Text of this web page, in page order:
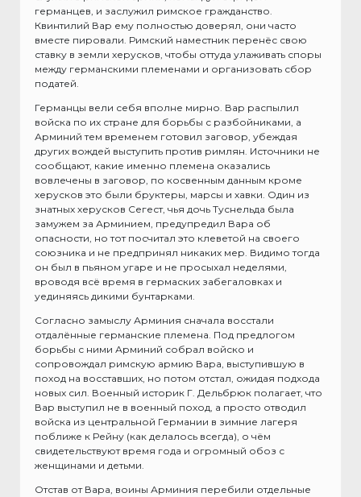
германцев, и заслужил римское гражданство.
Квинтилий Вар ему полностью доверял, они часто
вместе пировали. Римский наместник перенёс свою
ставку в земли херусков, чтобы оттуда улаживать споры
между германскими племенами и организовать сбор
податей.
Германцы вели себя вполне мирно. Вар распылил
войска по их стране для борьбы с разбойниками, а
Арминий тем временем готовил заговор, убеждая
других вождей выступить против римлян. Источники не
сообщают, какие именно племена оказались
вовлечены в заговор, по косвенным данным кроме
херусков это были бруктеры, марсы и хавки. Один из
знатных херусков Сегест, чья дочь Туснельда была
замужем за Арминием, предупредил Вара об
опасности, но тот посчитал это клеветой на своего
союзника и не предпринял никаких мер. Видимо тогда
он был в пьяном угаре и не просыхал неделями,
вроводя всё время в гермаских забегаловках и
уединяясь дикими бунтарками.
Согласно замыслу Арминия сначала восстали
отдалённые германские племена. Под предлогом
борьбы с ними Арминий собрал войско и
сопровождал римскую армию Вара, выступившую в
поход на восставших, но потом отстал, ожидая подхода
новых сил. Военный историк Г. Дельбрюк полагает, что
Вар выступил не в военный поход, а просто отводил
войска из центральной Германии в зимние лагеря
поближе к Рейну (как делалось всегда), о чём
свидетельствуют время года и огромный обоз с
женщинами и детьми.
Отстав от Вара, воины Арминия перебили отдельные